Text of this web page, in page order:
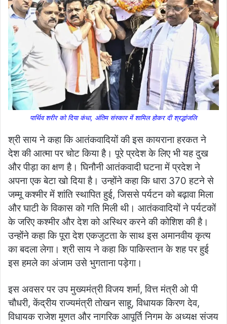
पार्थिव शरीर को दिया कंधा, अंतिम संस्कार में शामिल होकर दी श्रद्धांजलि
श्री साय ने कहा कि आतंकवादियों की इस कायराना हरकत ने
देश की आत्मा पर चोट किया है। पूरे प्रदेश के लिए भी यह दुख
और पीड़ा का क्षण है। घिनौनी आतंकवादी घटना में प्रदेश ने
अपना एक बेटा खो दिया है। उन्होंने कहा कि धारा 370 हटने से
जम्मू कश्मीर में शांति स्थापित हुई, जिससे पर्यटन को बढ़ावा मिला
और घाटी के विकास को गति मिली थी। आतंकवादियों ने पर्यटकों
के जरिए कश्मीर और देश को अस्थिर करने की कोशिश की है।
उन्होंने कहा कि पूरा देश एकजुटता के साथ इस अमानवीय कृत्य
का बदला लेगा। श्री साय ने कहा कि पाकिस्तान के शह पर हुई
इस हमले का अंजाम उसे भुगताना पड़ेगा।
इस अवसर पर उप मुख्यमंत्री विजय शर्मा, वित्त मंत्री ओ पी
चौधरी, केंद्रीय राज्यमंत्री तोखन साहू, विधायक किरण देव,
विधायक राजेश मूणत और नागरिक आपूर्ति निगम के अध्यक्ष संजय